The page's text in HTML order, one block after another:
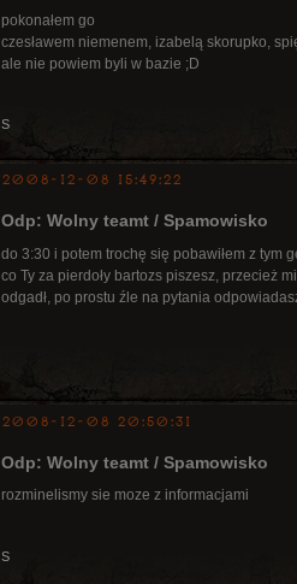
pokonałem go
czesławem niemenem, izabelą skorupko,
ale nie powiem byli w bazie ;D
S
2008-12-08 15:49:22
Odp: Wolny teamt / Spamowisko
do 3:30 i potem trochę się pobawiłem z tym
co Ty za pierdoły bartozs piszesz, przecież
odgadł, po prostu źle na pytania
2008-12-08 20:50:31
Odp: Wolny teamt / Spamowisko
rozminelismy sie moze z informacjami
S